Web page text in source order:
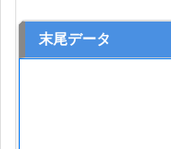
末尾データ